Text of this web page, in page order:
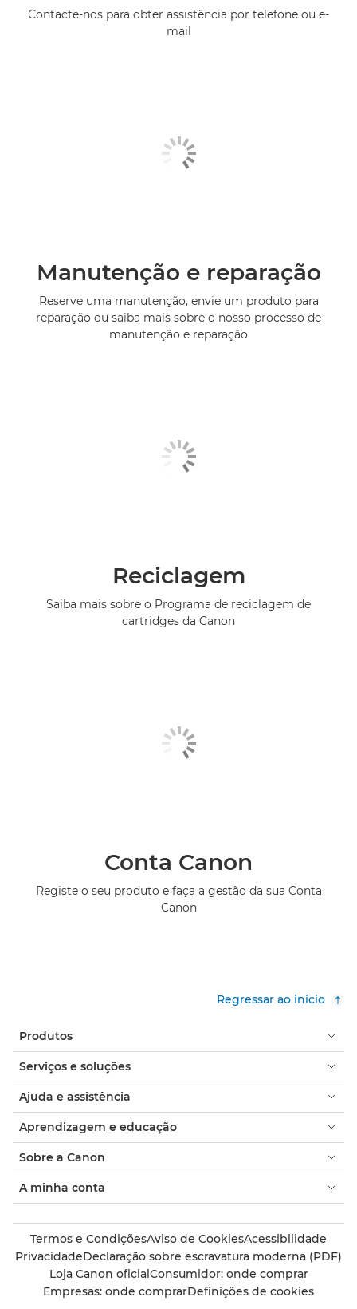
Contacte-nos para obter assistência por telefone ou e-
mail
Manutenção e reparação
Reserve uma manutenção, envie um produto para
reparação ou saiba mais sobre o nosso processo de
manutenção e reparação
Reciclagem
Saiba mais sobre o Programa de reciclagem de
cartridges da Canon
Conta Canon
Registe o seu produto e faça a gestão da sua Conta
Canon
Regressar ao início
Produtos
Serviços e soluções
Ajuda e assistência
Aprendizagem e educação
Sobre a Canon
A minha conta
Termos e CondiçõesAviso de CookiesAcessibilidade
PrivacidadeDeclaração sobre escravatura moderna (PDF)
Loja Canon oficialConsumidor: onde comprar
Empresas: onde comprarDefinições de cookies